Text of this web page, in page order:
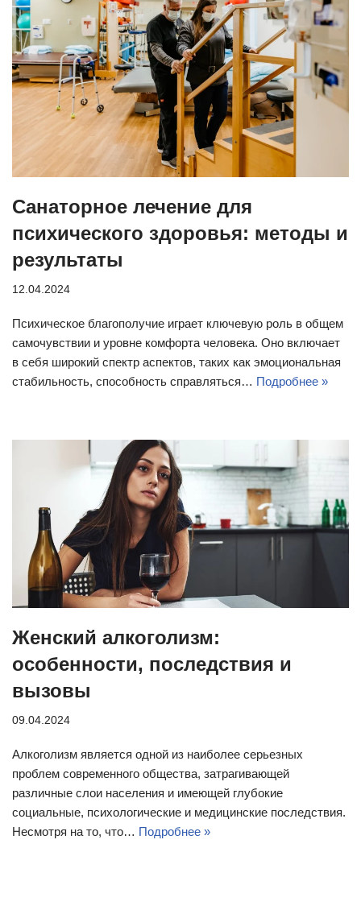
Санаторное лечение для
психического здоровья: методы и
результаты
12.04.2024
Психическое благополучие играет ключевую роль в общем
самочувствии и уровне комфорта человека. Оно включает
в себя широкий спектр аспектов, таких как эмоциональная
стабильность, способность справляться… Подробнее »
Женский алкоголизм:
особенности, последствия и
вызовы
09.04.2024
Алкоголизм является одной из наиболее серьезных
проблем современного общества, затрагивающей
различные слои населения и имеющей глубокие
социальные, психологические и медицинские последствия.
Несмотря на то, что… Подробнее »